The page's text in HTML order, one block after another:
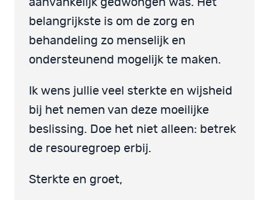
belangrijkste is om de zorg en
behandeling zo menselijk en
ondersteunend mogelijk te maken.
Ik wens jullie veel sterkte en wijsheid
bij het nemen van deze moeilijke
beslissing. Doe het niet alleen: betrek
de resouregroep erbij.
Sterkte en groet,